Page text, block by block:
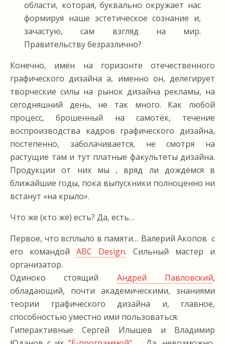
области, которая, буквально окружает нас
формируя наше эстетическое сознание и,
зачастую, сам взгляд на мир.
Правительству безразлично?
Конечно, имён на горизонте отечественного
графического дизайна а, именно он, делегирует
творческие силы на рынок дизайна рекламы, на
сегодняшний день, не так много. Как любой
процесс, брошенный на самотёк, течение
воспроизводства кадров графического дизайна,
постепенно, заболачивается, не смотря на
растущие там и тут платные факультеты дизайна.
Продукции от них мы , вряд ли дождёмся в
ближайшие годы, пока выпускники полноценно ни
встанут «на крыло».
Что же (кто же) есть? Да, есть…
Первое, что всплыло в памяти… Валерий Акопов c
его командой ABC Design. Сильный мастер и
организатор.
Одиноко стоящий Андрей Павловский,
обладающий, почти академическими, знаниями
теории графического дизайна и, главное,
способностью уместно ими пользоваться.
Гиперактивные Сергей Илышев и Владимир